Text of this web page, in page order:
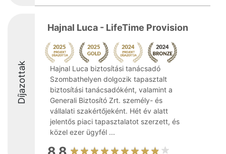
Díjazottak
Hajnal Luca - LifeTime Provision
Hajnal Luca biztosítási tanácsadó
Szombathelyen dolgozik tapasztalt
biztosítási tanácsadóként, valamint a
Generali Biztosító Zrt. személy- és
vállalati szakértőjeként. Hét év alatt
jelentős piaci tapasztalatot szerzett, és
közel ezer ügyfél ...